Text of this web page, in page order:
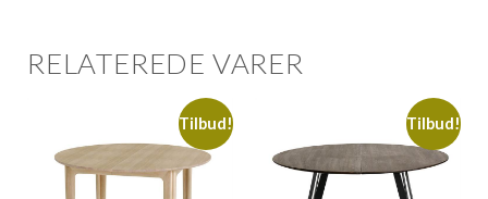
RELATEREDE VARER
Tilbud! Tilbud!